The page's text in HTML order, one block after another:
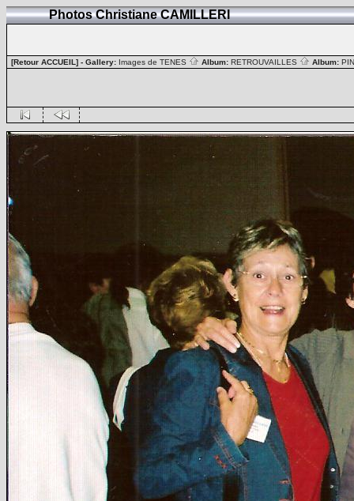
Photos Christiane CAMILLERI
[Retour ACCUEIL] - Gallery: Images de TENES Album: RETROUVAILLES Album: